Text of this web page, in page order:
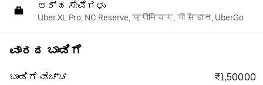
ಅರ್ಹ ಸೇವೆಗಳು
Uber XL Pro, NC Reserve, प्रीमियर, गो सेडान, UberGo
ವಾರದ ಬಾಡಿಗೆ
ಬಾಡಿಗೆ ವೆಚ್ಚ ₹1,500.00